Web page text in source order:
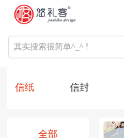
信纸 信封
全部